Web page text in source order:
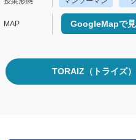
GoogleMapで
TORAIZ（トライズ